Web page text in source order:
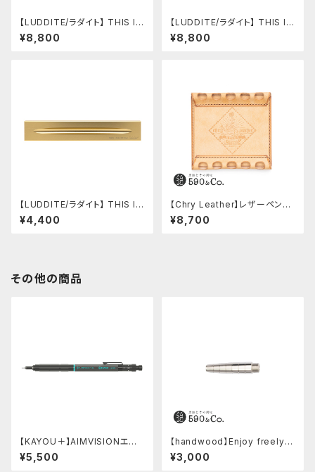
【LUDDITE/ラダイト】 THIS IN
DUSTRIAL Attractive Pen T
ray2（3本用/GD）
¥8,800
【LUDDITE/ラダイト】 THIS IN
DUSTRIAL Attractive Pen T
ray2（3本用/BK）
¥8,800
【LUDDITE/ラダイト】 THIS IN
DUSTRIAL Attractive Pen T
ray2（1本用/GD）
¥4,400
【Chry Leather】レザーペント
レスト5本用 マルゴー(ナチュラ
ーレ×ナチュラーレ)
¥8,700
その他の商品
【KAYOU＋】AIMVISIONエイ
ムビジョン (ストーンブラック)
¥5,500
【handwood】Enjoy freely
前軸 (ステンレス)
¥3,000